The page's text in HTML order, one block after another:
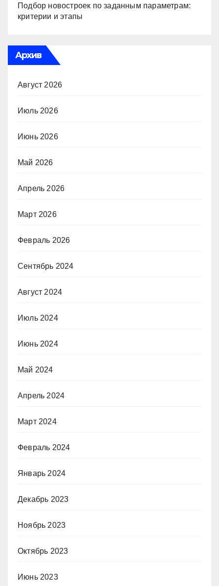
Подбор новостроек по заданным параметрам:
критерии и этапы
Архив
Август 2026
Июль 2026
Июнь 2026
Май 2026
Апрель 2026
Март 2026
Февраль 2026
Сентябрь 2024
Август 2024
Июль 2024
Июнь 2024
Май 2024
Апрель 2024
Март 2024
Февраль 2024
Январь 2024
Декабрь 2023
Ноябрь 2023
Октябрь 2023
Июнь 2023